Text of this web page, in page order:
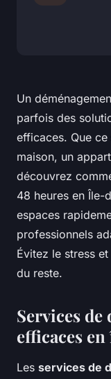
Un
parfois des
efficaces. Que
maison, un
découvrez
48 heures en Île-
espaces
professionnels
Évitez le stress
du reste.
Services de
efficaces
Les services de